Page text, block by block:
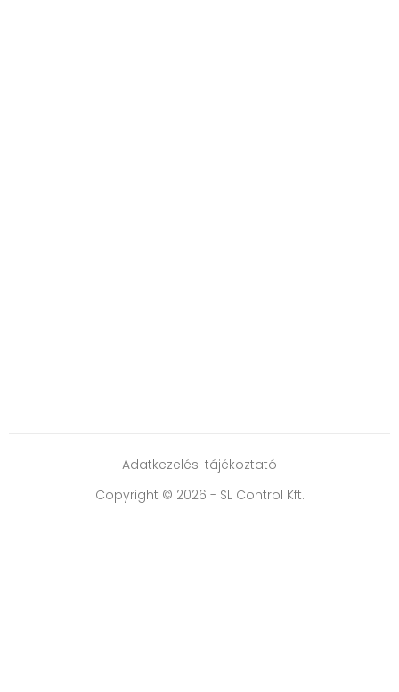
Copyright © 2026 - SL Control Kft.
Adatkezelési tájékoztató